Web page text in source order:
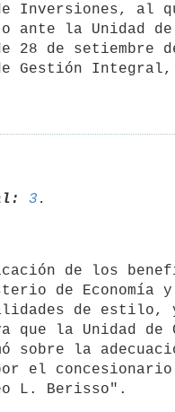
Inversiones, al
ante la Unidad
28 de setiembre
Gestión
3
de
de estilo,
que la Unidad
la
el